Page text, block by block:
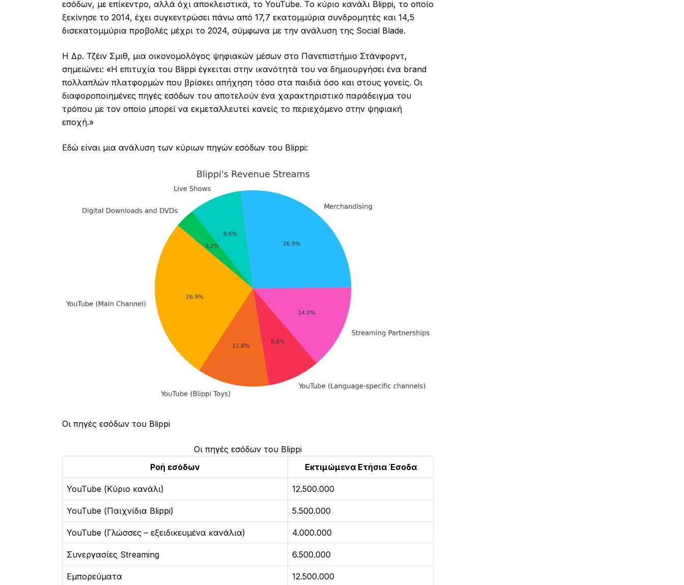
εσόδων, με επίκεντρο, αλλά όχι αποκλειστικά, το YouTube. Το κύριο κανάλι Blippi, το οποίο
ξεκίνησε το 2014, έχει συγκεντρώσει πάνω από 17,7 εκατομμύρια συνδρομητές και 14,5
δισεκατομμύρια προβολές μέχρι το 2024, σύμφωνα με την ανάλυση της Social Blade.
Η Δρ. Τζέιν Σμιθ, μια οικονομολόγος ψηφιακών μέσων στο Πανεπιστήμιο Στάνφορντ,
σημειώνει: «Η επιτυχία του Blippi έγκειται στην ικανότητά του να δημιουργήσει ένα brand
πολλαπλών πλατφορμών που βρίσκει απήχηση τόσο στα παιδιά όσο και στους γονείς. Οι
διαφοροποιημένες πηγές εσόδων του αποτελούν ένα χαρακτηριστικό παράδειγμα του
τρόπου με τον οποίο μπορεί να εκμεταλλευτεί κανείς το περιεχόμενο στην ψηφιακή
εποχή.»
Εδώ είναι μια ανάλυση των κύριων πηγών εσόδων του Blippi:
Οι πηγές εσόδων του Blippi
Οι πηγές εσόδων του Blippi
Ροή εσόδων
Εκτιμώμενα Ετήσια Έσοδα
YouTube (Κύριο κανάλι) 12.500.000
YouTube (Παιχνίδια Blippi) 5.500.000
YouTube (Γλώσσες – εξειδικευμένα κανάλια) 4.000.000
Συνεργασίες Streaming 6.500.000
Εμπορεύματα 12.500.000